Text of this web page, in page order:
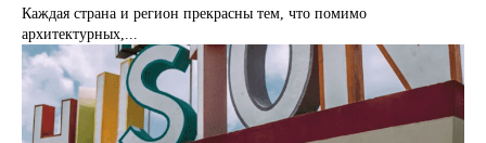
Каждая страна и регион прекрасны тем, что помимо
архитектурных,...